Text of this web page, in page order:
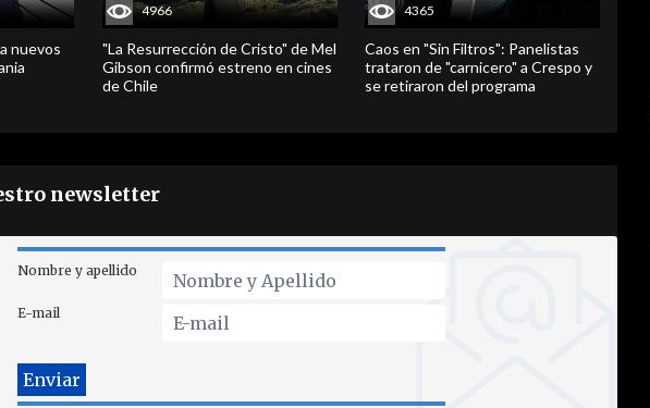
nuevos
4966
"La Resurrección de Cristo" de Mel
Gibson confirmó estreno en cines
de Chile
4365
Caos en "Sin Filtros": Panelistas
trataron de "carnicero" a Crespo y
se retiraron del programa
newsletter
Nombre y apellido
E-mail